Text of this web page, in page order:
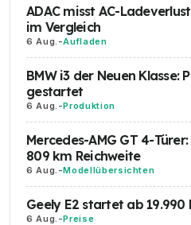
ADAC misst AC-
im Vergleich
6 Aug. -Aufladen
BMW i3 der Neuen Klasse:
gestartet
6 Aug. -Produktion
Mercedes-AMG GT 4-
809 km Reichweite
6 Aug. -Modellübersichten
Geely E2 startet ab 19.990
6 Aug. -Preise